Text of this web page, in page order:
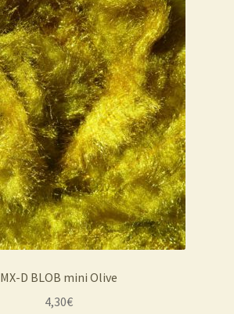
MX-D BLOB mini Olive
4,30€